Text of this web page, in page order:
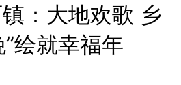
：大地欢歌 乡
”绘就幸福年